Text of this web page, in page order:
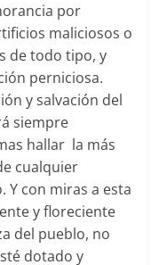
por
maliciosos o
de todo tipo, y
perniciosa.
y salvación del
siempre
hallar la más
cualquier
Y con miras a esta
y floreciente
del pueblo, no
dotado y